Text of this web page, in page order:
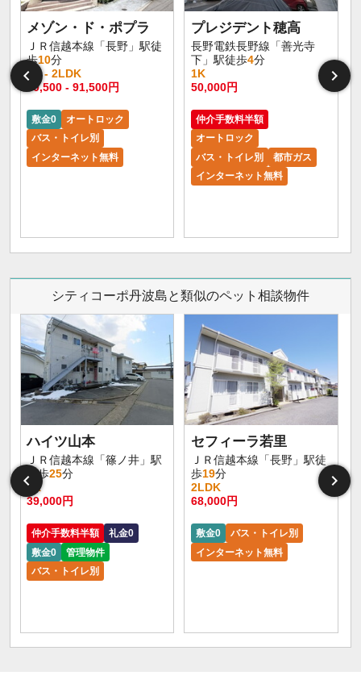
メゾン・ド・ポプラ
ＪＲ信越本線「長野」駅徒
歩10分
1R - 2LDK
60,500 - 91,500円
敷金0
オートロック
バス・トイレ別
インターネット無料
プレジデント穂高
長野電鉄長野線「善光寺
下」駅徒歩4分
1K
50,000円
仲介手数料半額
オートロック
バス・トイレ別
都市ガス
インターネット無料
シティコーポ丹波島と類似のペット相談物件
ハイツ山本
ＪＲ信越本線「篠ノ井」駅
徒歩25分
3K
39,000円
仲介手数料半額
礼金0
敷金0
管理物件
バス・トイレ別
セフィーラ若里
ＪＲ信越本線「長野」駅徒
歩19分
2LDK
68,000円
敷金0
バス・トイレ別
インターネット無料